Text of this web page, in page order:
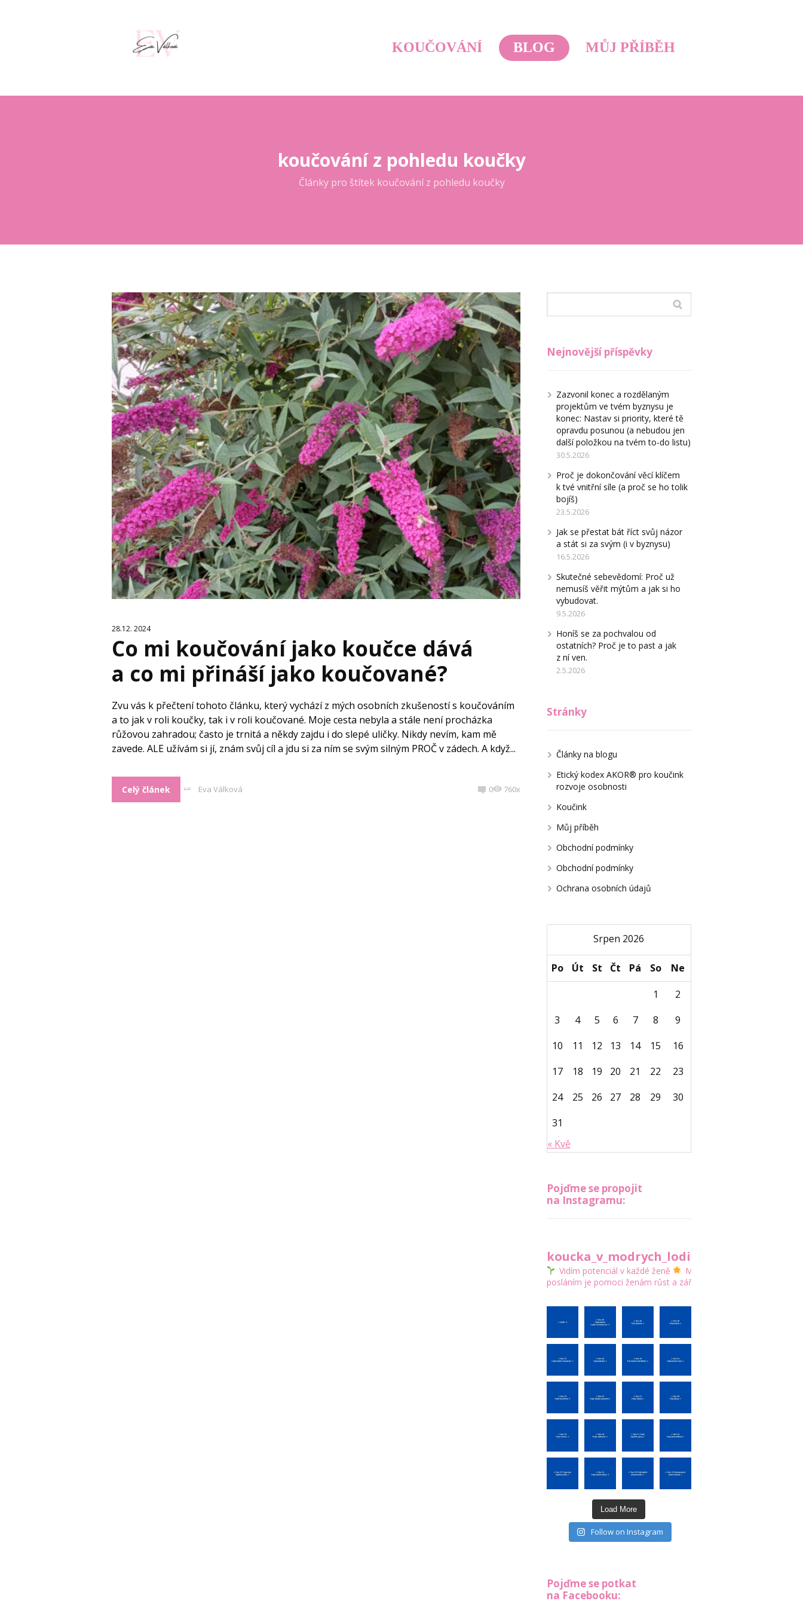
KOUČOVÁNÍ BLOG MŮJ PŘÍBĚH
koučování z pohledu koučky
Články pro štítek koučování z pohledu koučky
28.12. 2024
Co mi koučování jako koučce dává
a co mi přináší jako koučované?
Zvu vás k přečtení tohoto článku, který vychází z mých osobních zkušeností s koučováním
a to jak v roli koučky, tak i v roli koučované. Moje cesta nebyla a stále není procházka
růžovou zahradou; často je trnitá a někdy zajdu i do slepé uličky. Nikdy nevím, kam mě
zavede. ALE užívám si jí, znám svůj cíl a jdu si za ním se svým silným PROČ v zádech. A když...
Celý článek Eva Válková 0 760x
Nejnovější příspěvky
Zazvonil konec a rozdělaným
projektům ve tvém byznysu je
konec: Nastav si priority, které tě
opravdu posunou (a nebudou jen
další položkou na tvém to-do listu)
30.5.2026
Proč je dokončování věcí klíčem
k tvé vnitřní síle (a proč se ho tolik
bojíš)
23.5.2026
Jak se přestat bát říct svůj názor
a stát si za svým (i v byznysu)
16.5.2026
Skutečné sebevědomí: Proč už
nemusíš věřit mýtům a jak si ho
vybudovat.
9.5.2026
Honíš se za pochvalou od
ostatních? Proč je to past a jak
z ní ven.
2.5.2026
Stránky
Články na blogu
Etický kodex AKOR® pro koučink
rozvoje osobnosti
Koučink
Můj příběh
Obchodní podmínky
Obchodní podmínky
Ochrana osobních údajů
Srpen 2026
Po Út St Čt Pá So
Ne
1
2
3
4 5 6 7 8
9
10
11 12 13 14 15
16
17
18 19 20 21 22
23
24
25 26 27 28 29
30
31
« Kvě
Pojďme se propojit
na Instagramu:
koucka_v_modrych_lodickach
Vidím potenciál v každé ženě
Mým
posláním je pomoci ženám růst a zářit
Load More
Follow on Instagram
Pojďme se potkat
na Facebooku: